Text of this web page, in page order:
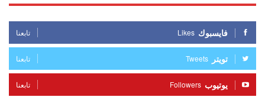
فايسبوك Likes تابعنا
تويتر Tweets تابعنا
يوتيوب Followers تابعنا